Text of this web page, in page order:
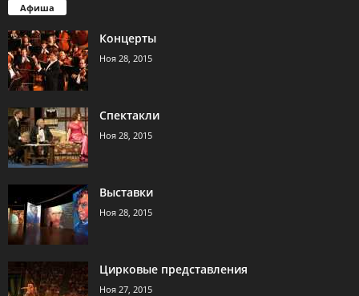
Афиша
Концерты
Ноя 28, 2015
Спектакли
Ноя 28, 2015
Выставки
Ноя 28, 2015
Цирковые представления
Ноя 27, 2015